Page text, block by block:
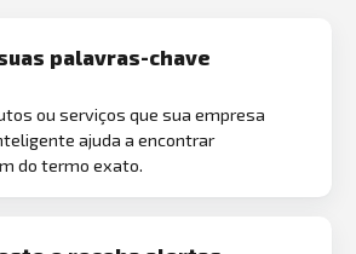
palavras-chave
ou serviços que sua empresa
ajuda a encontrar
do termo exato.